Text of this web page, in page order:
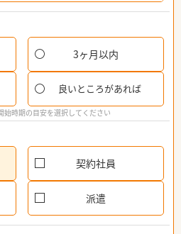
3ヶ月以内
良いところがあれば
始時期の目安を選択してください
契約社員
派遣